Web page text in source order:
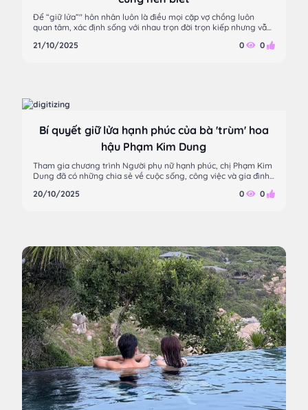
Để “giữ lửa”" hôn nhân luôn là điều mọi cặp vợ chồng luôn
quan tâm, xác định sống với nhau trọn đời trọn kiếp nhưng vẫn
21/10/2025 0 0
Bí quyết giữ lửa hạnh phúc của bà 'trùm' hoa
hậu Phạm Kim Dung
Tham gia chương trình Người phụ nữ hạnh phúc, chị Phạm Kim
Dung đã có những chia sẻ về cuộc sống, công việc và gia đình
20/10/2025 0 0